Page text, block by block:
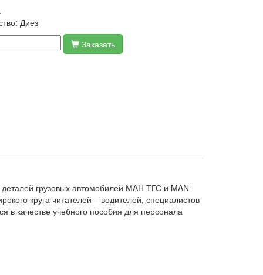
Диез
Заказать
грузовых автомобилей МАН ТГС и MAN
круга читателей – водителей, специалистов
в качестве учебного пособия для персонала